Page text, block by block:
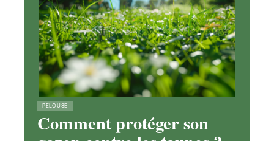
PELOUSE
Comment protéger son